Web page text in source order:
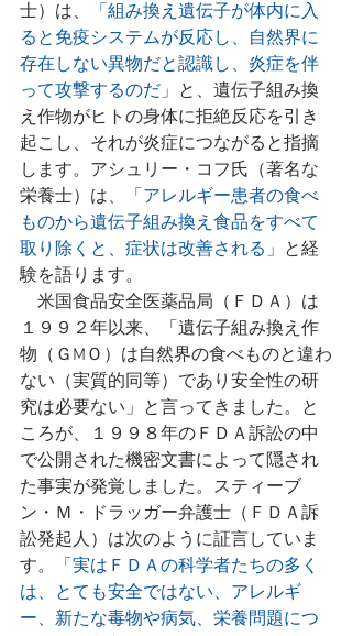
士）は、
「組み換え遺伝子が体内に入
ると免疫システムが反応し、自然界に
存在しない異物だと認識し、炎症を伴
って攻撃するのだ」 と、遺伝子組み換
え作物がヒトの身体に拒絶反応を引き
起こし、それが炎症につながると指摘
します。アシュリー・コフ氏（著名な
栄養士）は、「アレルギー患者の食べ
ものから遺伝子組み換え食品をすべて
取り除くと、症状は改善される」 と経
験を語ります。
１９９２年以来、「遺伝子組み換え作
物（ＧМＯ）は自然界の食べものと違わ
ない（実質的同等）であり安全性の研
究は必要ない」と言ってきました。と
ころが、１９９８年のＦＤＡ訴訟の中
で公開された機密文書によって隠され
た事実が発覚しました。スティーブ
ン・Ｍ・ドラッガー弁護士（ＦＤＡ訴
訟発起人）は次のように証言していま
す。
「実はＦＤＡの科学者たちの多く
は、とても安全ではない、アレルギ
ー、新たな毒物や病気、栄養問題につ